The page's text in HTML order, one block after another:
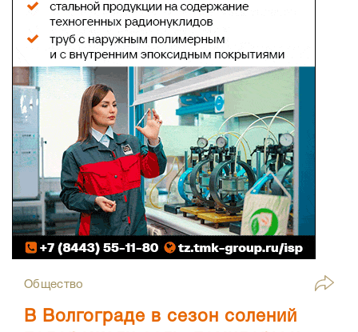
Общество
В Волгограде в сезон солений